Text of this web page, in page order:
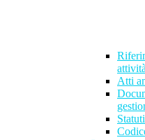
attività
Atti